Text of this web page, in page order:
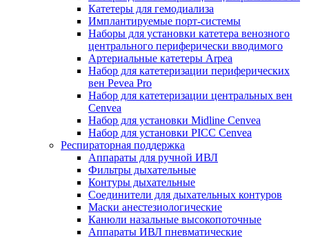
Катетеры для гемодиализа
Имплантируемые порт‑системы
Наборы для установки катетера венозного
центрального периферически вводимого
Артериальные катетеры Arpea
Набор для катетеризации периферических
вен Pevea Pro
Набор для катетеризации центральных вен
Cenvea
Набор для установки Midline Cenvea
Набор для установки PICC Cenvea
Респираторная поддержка
Аппараты для ручной ИВЛ
Фильтры дыхательные
Контуры дыхательные
Соединители для дыхательных контуров
Маски анестезиологические
Канюли назальные высокопоточные
Аппараты ИВЛ пневматические